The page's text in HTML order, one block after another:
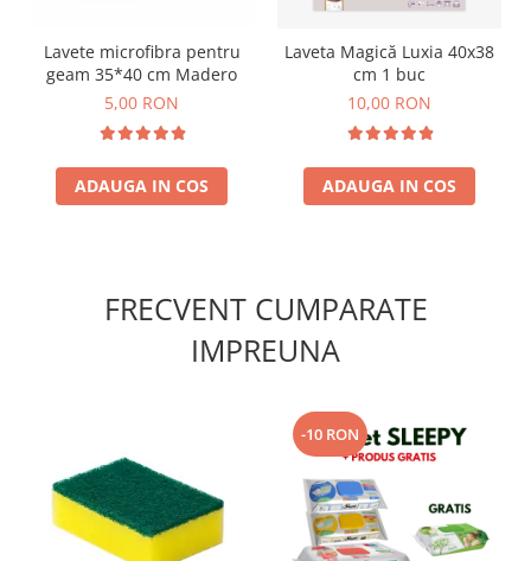
Lavete microfibra pentru
geam 35*40 cm Madero
5,00 RON
ADAUGA IN COS
Laveta Magică Luxia 40x38
cm 1 buc
10,00 RON
ADAUGA IN COS
FRECVENT CUMPARATE
IMPREUNA
-10 RON